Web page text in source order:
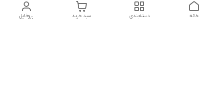
پروفایل سبد خرید دسته‌بندی خانه